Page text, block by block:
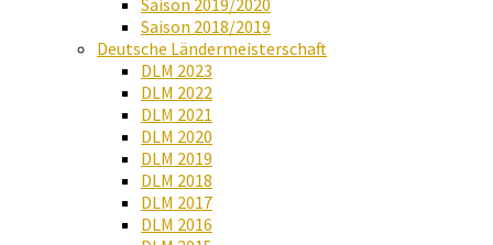
Saison 2019/2020
Saison 2018/2019
Deutsche Ländermeisterschaft
DLM 2023
DLM 2022
DLM 2021
DLM 2020
DLM 2019
DLM 2018
DLM 2017
DLM 2016